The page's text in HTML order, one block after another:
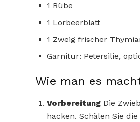
1 Rübe
1 Lorbeerblatt
1 Zweig frischer
Garnitur: Petersilie,
Wie man es
Vorbereitung Die
hacken. Schälen Sie